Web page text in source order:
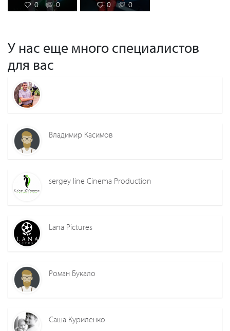
0 0 0 0
У нас еще много специалистов
для вас
Владимир Касимов
sergey line Cinema Production
Lana Pictures
Роман Букало
Саша Куриленко